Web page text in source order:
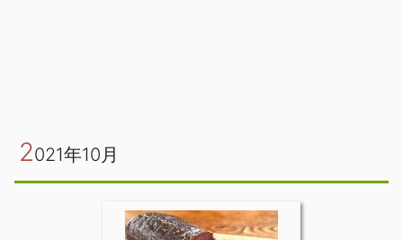
2021年10月